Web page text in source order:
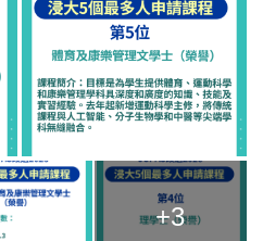
+3